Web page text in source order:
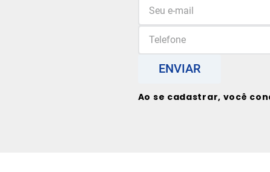
ENVIAR
Ao se cadastrar, você